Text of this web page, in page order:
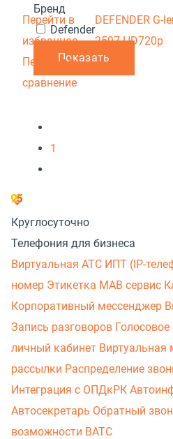
Бренд
Defender
Показать
Перейти в
избранное
Перейти в
сравнение
DEFENDER G-
2597 HD720p
1
Круглосуточно
Телефония для бизнеса
Виртуальная АТС ИПТ (IP-
номер Этикетка МАВ сервис
Корпоративный мессенджер
Запись разговоров
личный кабинет Виртуальная
рассылки Распределение
Интеграция с ОПДкРК
Автосекретарь Обратный
возможности ВАТС